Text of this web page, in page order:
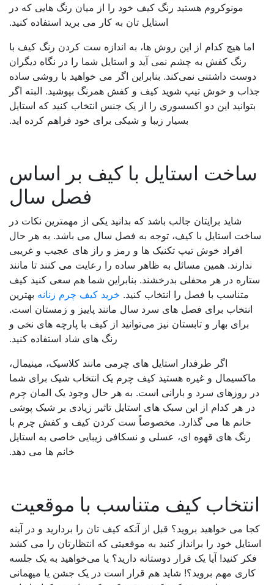
مونوکروم هستید رنگ کیف خود را از میان رنگ هایی که در
استایل تان به کار می برید استفاده کنید.
اما هیچ کدام از این روش ها، به اندازه ست کردن رنگ کیف با
رنگ کفش به چشم نمی آید و استایل شما را در نگاه دیگران
دوست داشتنی نمی‌کند. بنابراین اگر می خواهید با روشی ساده
و خوش تیپ شوید کیف و کفش همرنگ بپوشید. البته اگر
بتوانید این دو اکسسوری را از یک جنس انتخاب کنید که استایل
بسیار زیبا و شیکی برای خود فراهم کرده اید.
استایل با کیف بر اساس
فصل سال
شاید برایتان جالب باشد که بدانید یکی از مهمترین نکات در
استایل با کیف، توجه به فصل سال می باشد. به هر حال
افراد خوش تیپ تکنیک ها و رمز و راز های عجیب و غریبی
ندارند. همین مسائل به ظاهر ساده را رعایت می کنند تا مانند
در هر محفلی بدرخشند. بنابراین شما هم سعی کنید کیف
متناسب با فصل را انتخاب کنید.خرید کیف چرم زنانه بهترین
انتخاب برای فصل های سرد سال مانند پاییز و زمستان است.
برای بهار و تابستان نیز می‌توانید از کیف با پارچه های نخی و
رنگ های شاد استفاده کنید.
اگر طرفدار استایل های چرمی مانند کلاسیک، مینیمال،
ماکسیمال و غیره هستید کیف چرم یک انتخاب شیک برای شما
روزهای سرد و بارانی است. به هر حال وجود یک المان چرم
در هر کدام از این سبک های استایل تاثیر زیادی بر شیک پوشی
خانم ها می گذارد. مخصوصاً ست کردن کیف و کفش چرم با
رنگ های قهوه ای، عسلی و نسکافی زیبایی خاصی به استایل
خانم ها می دهد.
کیف متناسب با موقعیت
می خواهید بروید؟ قبل از آنکه کیف تان را بردارید و در آینه
خود را برانداز کنید به موقعیتی که انتظارتان را می کشد
کنید! آیا یک قرار دوستانه دارید؟ یا می‌خواهید به یک جلسه
کاری مهم بروید؟! شاید هم قرار است در یک جشن یا میهمانی